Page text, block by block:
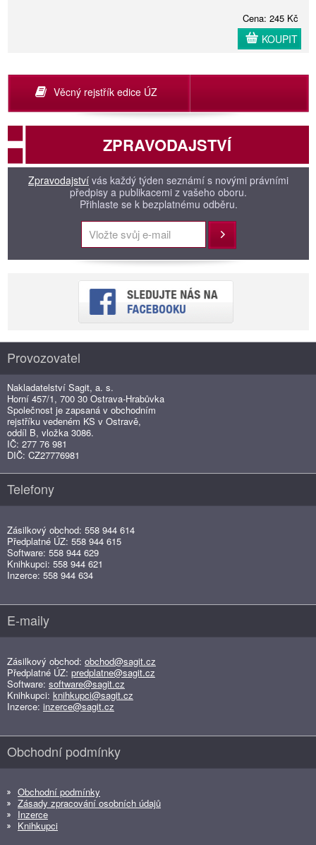
Cena: 245 Kč
KOUPIT
Věcný rejstřík edice ÚZ
ZPRAVODAJSTVÍ
Zpravodajství vás každý týden seznámí s novými právními
předpisy a publikacemi z vašeho oboru.
Přihlaste se k bezplatnému odběru.
Přihlásit
Provozovatel
Nakladatelství Sagit, a. s.
Horní 457/1, 700 30 Ostrava-Hrabůvka
Společnost je zapsaná v obchodním
rejstříku vedeném KS v Ostravě,
oddíl B, vložka 3086.
IČ: 277 76 981
DIČ: CZ27776981
Telefony
Zásilkový obchod: 558 944 614
Předplatné ÚZ: 558 944 615
Software: 558 944 629
Knihkupci: 558 944 621
Inzerce: 558 944 634
E-maily
Zásilkový obchod: obchod@sagit.cz
Předplatné ÚZ: predplatne@sagit.cz
Software: software@sagit.cz
Knihkupci: knihkupci@sagit.cz
Inzerce: inzerce@sagit.cz
Obchodní podmínky
Obchodní podmínky
Zásady zpracování osobních údajů
Inzerce
Knihkupci